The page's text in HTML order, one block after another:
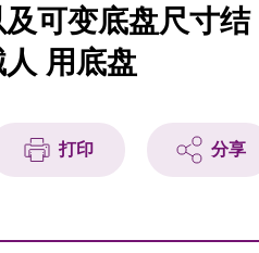
可变底盘尺寸结
用底盘
打印 分享